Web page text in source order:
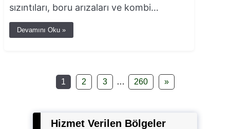
sızıntıları, boru arızaları ve kombi…
Devamını Oku »
1 2 3 … 260 »
Hizmet Verilen Bölgeler